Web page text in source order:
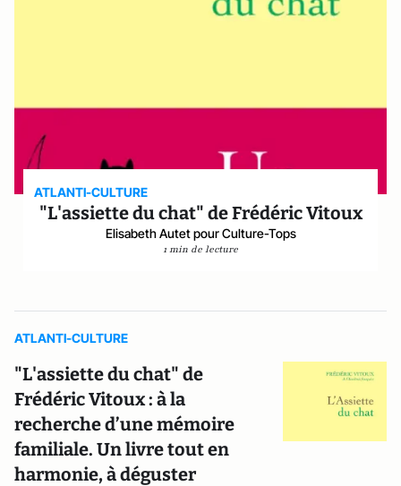
ATLANTI-CULTURE
"L'assiette du chat" de Frédéric Vitoux
Elisabeth Autet pour Culture-Tops
1 min de lecture
ATLANTI-CULTURE
"L'assiette du chat" de
Frédéric Vitoux : à la
recherche d’une mémoire
familiale. Un livre tout en
harmonie, à déguster